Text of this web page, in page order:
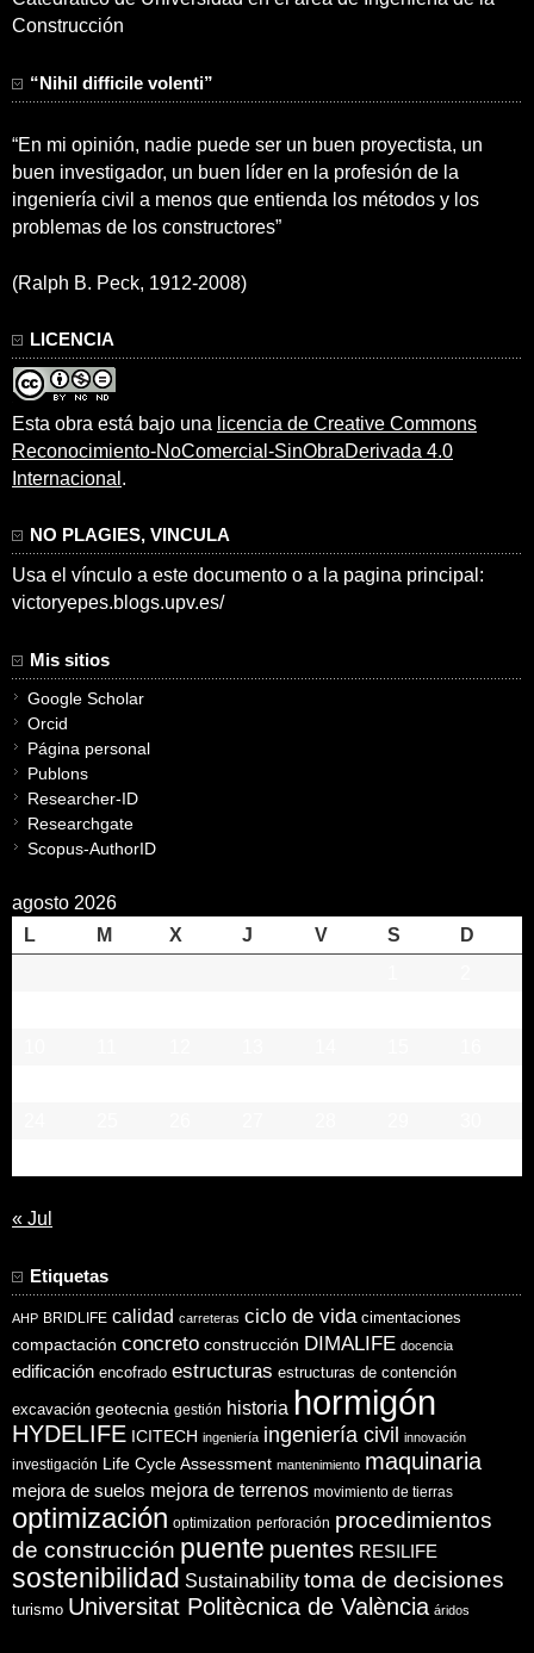
Construcción
“Nihil difficile volenti”
“En mi opinión, nadie puede ser un buen proyectista, un
buen investigador, un buen líder en la profesión de la
ingeniería civil a menos que entienda los métodos y los
problemas de los constructores”
(Ralph B. Peck, 1912-2008)
LICENCIA
Esta obra está bajo una licencia de Creative Commons
Reconocimiento-NoComercial-SinObraDerivada 4.0
Internacional .
NO PLAGIES, VINCULA
Usa el vínculo a este documento o a la pagina principal:
victoryepes.blogs.upv.es/
Mis sitios
Google Scholar
Orcid
Página personal
Publons
Researcher-ID
Researchgate
Scopus-AuthorID
agosto 2026
L
M X J V S
D
« Jul
Etiquetas
AHP BRIDLIFE calidad carreteras ciclo de vida cimentaciones
compactación concreto construcción DIMALIFE docencia
edificación encofrado estructuras estructuras de contención
excavación geotecnia gestión historia hormigón
HYDELIFE ICITECH ingeniería ingeniería civil innovación
investigación Life Cycle Assessment mantenimiento maquinaria
mejora de suelos mejora de terrenos movimiento de tierras
optimización optimization perforación procedimientos
de construcción puente puentes RESILIFE
sostenibilidad Sustainability toma de decisiones
turismo Universitat Politècnica de València áridos